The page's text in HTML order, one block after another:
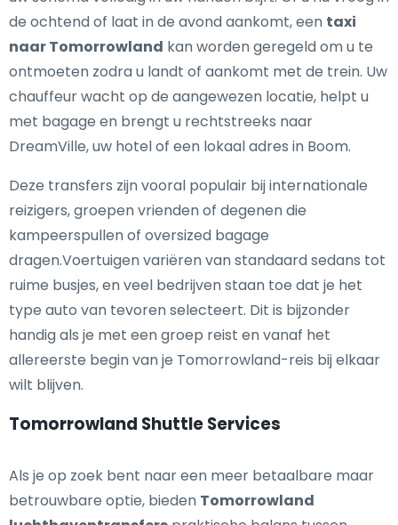
de ochtend of laat in de avond aankomt, een taxi
naar Tomorrowland kan worden geregeld om u te
ontmoeten zodra u landt of aankomt met de trein. Uw
chauffeur wacht op de aangewezen locatie, helpt u
met bagage en brengt u rechtstreeks naar
DreamVille, uw hotel of een lokaal adres in Boom.
Deze transfers zijn vooral populair bij internationale
reizigers, groepen vrienden of degenen die
kampeerspullen of oversized bagage
dragen.Voertuigen variëren van standaard sedans tot
ruime busjes, en veel bedrijven staan toe dat je het
type auto van tevoren selecteert. Dit is bijzonder
handig als je met een groep reist en vanaf het
allereerste begin van je Tomorrowland-reis bij elkaar
wilt blijven.
Tomorrowland Shuttle Services
Als je op zoek bent naar een meer betaalbare maar
betrouwbare optie, bieden Tomorrowland